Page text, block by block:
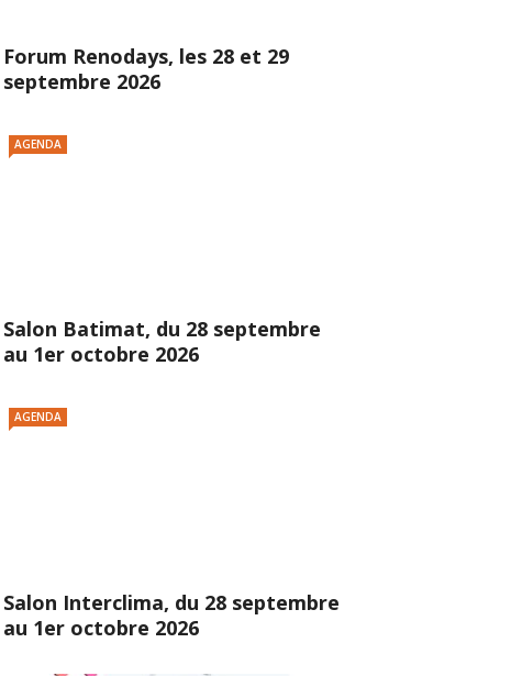
Forum Renodays, les 28 et 29
septembre 2026
AGENDA
Salon Batimat, du 28 septembre
au 1er octobre 2026
AGENDA
Salon Interclima, du 28 septembre
au 1er octobre 2026